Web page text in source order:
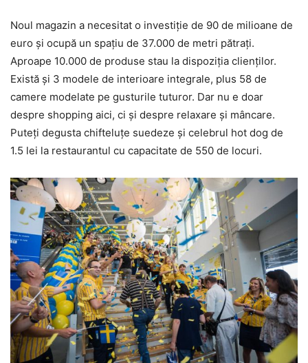
Noul magazin a necesitat o investiţie de 90 de milioane de
euro şi ocupă un spaţiu de 37.000 de metri pătraţi.
Aproape 10.000 de produse stau la dispoziţia clienţilor.
Există şi 3 modele de interioare integrale, plus 58 de
camere modelate pe gusturile tuturor. Dar nu e doar
despre shopping aici, ci şi despre relaxare şi mâncare.
Puteţi degusta chifteluţe suedeze şi celebrul hot dog de
1.5 lei la restaurantul cu capacitate de 550 de locuri.